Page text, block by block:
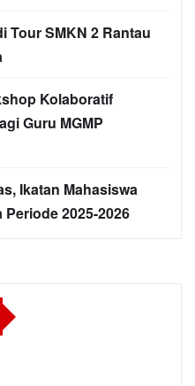
Tour SMKN 2 Rantau
Kolaboratif
Guru MGMP
Ikatan Mahasiswa
2025-2026